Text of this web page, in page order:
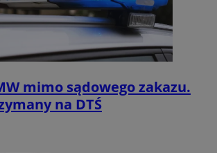
mimo sądowego zakazu.
na DTŚ